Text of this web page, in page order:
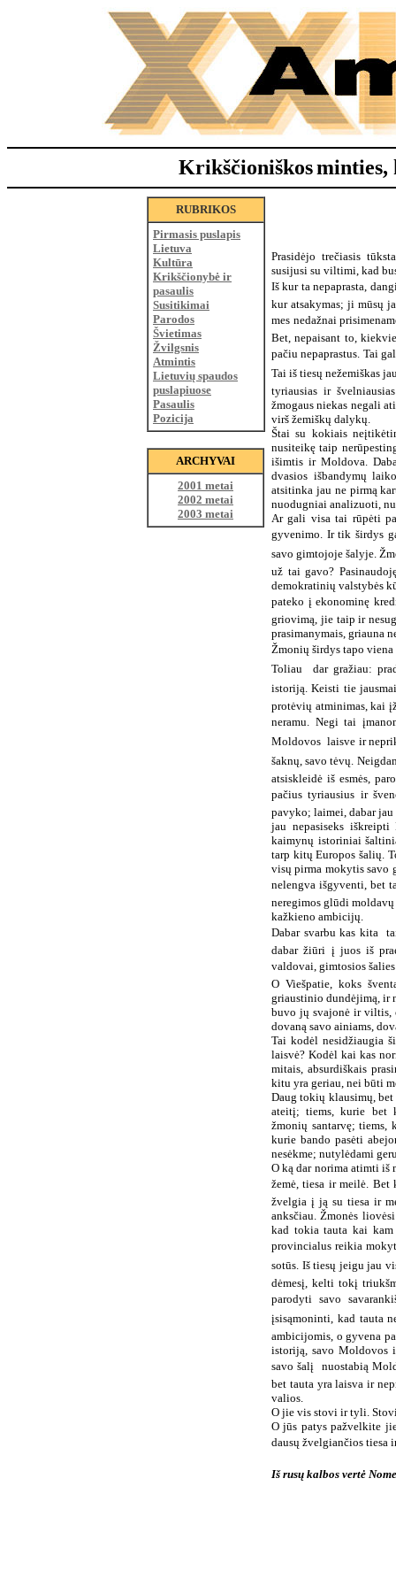
Krikščioniškosminties,
RUBRIKOS
Pirmasis puslapis
Lietuva
Kultūra
Krikščionybė ir
pasaulis
Susitikimai
Parodos
Švietimas
Žvilgsnis
Atmintis
Lietuvių spaudos
puslapiuose
Pasaulis
Pozicija
ARCHYVAI
2001 metai
2002 metai
2003 metai
Prasidėjo trečiasis
susijusi su viltimi, kad
Iš kur ta nepaprasta,
kur atsakymas; ji mūsų
mes nedažnai
Bet, nepaisant to,
pačiu nepaprastus. Tai
Tai iš tiesų nežemiškas
tyriausias ir
žmogaus niekas negali
virš žemiškų dalykų.
Štai su kokiais
nusiteikę taip
išimtis ir Moldova.
dvasios išbandymų
atsitinka jau ne pirmą
nuodugniai analizuoti,
Ar gali visa tai rūpėti
gyvenimo. Ir tik širdys
savo gimtojoje šalyje.
už tai gavo?
demokratinių valstybės
pateko į ekonominę
griovimą, jie taip ir
prasimanymais, griauna
Žmonių širdys tapo viena
Toliau  dar gražiau:
istoriją. Keisti tie
protėvių atminimas, kai
neramu. Negi tai
Moldovos  laisve ir
šaknų, savo tėvų.
atsiskleidė iš esmės,
pačius tyriausius ir
pavyko; laimei, dabar
jau nepasiseks
kaimynų istoriniai
tarp kitų Europos šalių.
visų pirma mokytis savo
nelengva išgyventi, bet
neregimos glūdi
kažkieno ambicijų.
Dabar svarbu kas kita 
dabar žiūri į juos iš
valdovai, gimtosios
O Viešpatie, koks
griaustinio dundėjimą, ir
buvo jų svajonė ir viltis,
dovaną savo ainiams,
Tai kodėl nesidžiaugia
laisvė? Kodėl kai kas
mitais, absurdiškais
kitu yra geriau, nei būti
Daug tokių klausimų,
ateitį; tiems, kurie bet
žmonių santarvę;
kurie bando pasėti
nesėkme; nutylėdami
O ką dar norima atimti
žemė, tiesa ir meilė. Bet
žvelgia į ją su tiesa ir
anksčiau. Žmonės
kad tokia tauta kai
provincialus reikia
sotūs. Iš tiesų jeigu jau
dėmesį, kelti tokį
parodyti savo
įsisąmoninti, kad tauta
ambicijomis, o gyvena
istoriją, savo Moldovos
savo šalį  nuostabią
bet tauta yra laisva ir
valios.
O jie vis stovi ir tyli.
O jūs patys pažvelkite
dausų žvelgiančios tiesa
Iš rusų kalbos vertė